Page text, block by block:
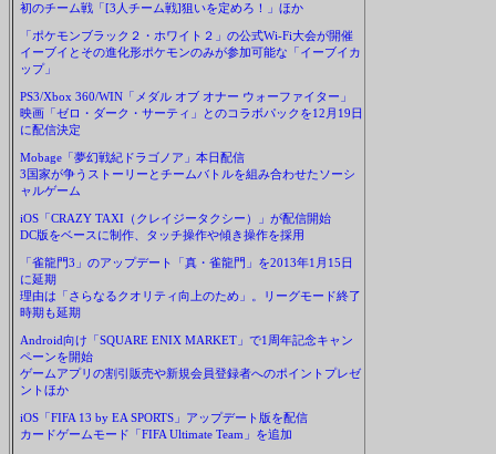
初のチーム戦「[3人チーム戦]狙いを定めろ！」ほか
「ポケモンブラック２・ホワイト２」の公式Wi-Fi大会が開催
イーブイとその進化形ポケモンのみが参加可能な「イーブイカ
ップ」
PS3/Xbox 360/WIN「メダル オブ オナー ウォーファイター」
映画「ゼロ・ダーク・サーティ」とのコラボパックを12月19日
に配信決定
Mobage「夢幻戦紀ドラゴノア」本日配信
3国家が争うストーリーとチームバトルを組み合わせたソーシ
ャルゲーム
iOS「CRAZY TAXI（クレイジータクシー）」が配信開始
DC版をベースに制作、タッチ操作や傾き操作を採用
「雀龍門3」のアップデート「真・雀龍門」を2013年1月15日
に延期
理由は「さらなるクオリティ向上のため」。リーグモード終了
時期も延期
Android向け「SQUARE ENIX MARKET」で1周年記念キャン
ペーンを開始
ゲームアプリの割引販売や新規会員登録者へのポイントプレゼ
ントほか
iOS「FIFA 13 by EA SPORTS」アップデート版を配信
カードゲームモード「FIFA Ultimate Team」を追加